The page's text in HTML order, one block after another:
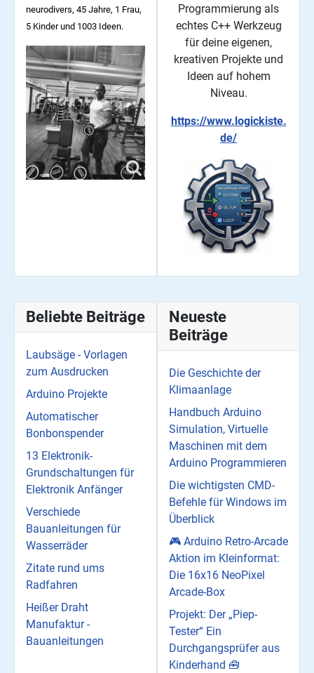
neurodivers, 45 Jahre, 1 Frau,
5 Kinder und 1003 Ideen.
Programmierung als
echtes C++ Werkzeug
für deine eigenen,
kreativen Projekte und
Ideen auf hohem
Niveau.
https://www.logickiste.
de/
Beliebte Beiträge
Laubsäge - Vorlagen
zum Ausdrucken
Arduino Projekte
Automatischer
Bonbonspender
13 Elektronik-
Grundschaltungen für
Elektronik Anfänger
Verschiede
Bauanleitungen für
Wasserräder
Zitate rund ums
Radfahren
Heißer Draht
Manufaktur -
Bauanleitungen
Neueste
Beiträge
Die Geschichte der
Klimaanlage
Handbuch Arduino
Simulation, Virtuelle
Maschinen mit dem
Arduino Programmieren
Die wichtigsten CMD-
Befehle für Windows im
Überblick
🎮 Arduino Retro-Arcade
Aktion im Kleinformat:
Die 16x16 NeoPixel
Arcade-Box
Projekt: Der „Piep-
Tester“ Ein
Durchgangsprüfer aus
Kinderhand 🧰